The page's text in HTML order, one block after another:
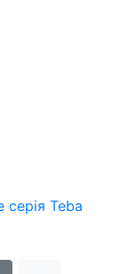
серія Teba